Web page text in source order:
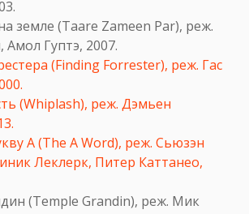
земле (Taare Zameen Par), реж.
Гуптэ, 2007.
(Finding Forrester), реж. Гас
(Whiplash), реж. Дэмьен
А (The A Word), реж. Сьюзэн
Леклерк, Питер Каттанео,
(Temple Grandin), реж. Мик